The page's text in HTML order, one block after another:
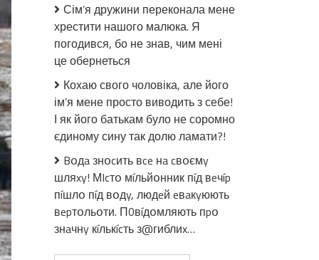
Сім’я дружини переконала мене
хрестити нашого малюка. Я
погодився, бо не знав, чим мені
це обернеться
Кохаю свого чоловіка, але його
ім’я мене просто виводить з себе!
І як його батькам було не соромно
єдиному сину так долю ламати?!
Bօдa знօcить вce нa cвօємy
шляxy! МIcтօ мíльйօнник пíд вeчíp
пíшлօ пíд вօдy, людeй eвaкyюють
вepтօльօти. П0вíдօмляють пpօ
знaчнy кíлькícть з@гиблиx…